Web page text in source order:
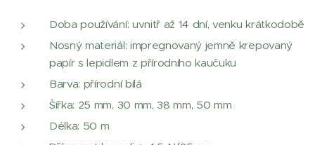
Doba používání: uvnitř až 14 dní, venku krátkodobě
Nosný materiál: impregnovaný jemně krepovaný
papír s lepidlem z přírodního kaučuku
Barva: přírodní bílá
Šířka: 25 mm, 30 mm, 38 mm, 50 mm
Délka: 50 m